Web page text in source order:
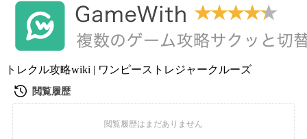
トレクル攻略wiki | ワンピーストレジャークルーズ